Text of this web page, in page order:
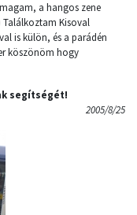
a hangos zene
Kisoval
is külön, és a parádén
köszönöm hogy
segítségét!
2005/8/25